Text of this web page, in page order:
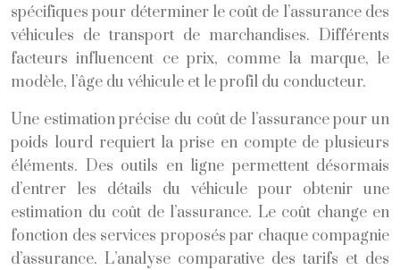
spécifiques pour déterminer le coût de l’assurance des
véhicules de transport de marchandises. Différents
facteurs influencent ce prix, comme la marque, le
modèle, l’âge du véhicule et le profil du conducteur.
Une estimation précise du coût de l’assurance pour un
poids lourd requiert la prise en compte de plusieurs
éléments. Des outils en ligne permettent désormais
d’entrer les détails du véhicule pour obtenir une
estimation du coût de l’assurance. Le coût change en
fonction des services proposés par chaque compagnie
d’assurance. L’analyse comparative des tarifs et des